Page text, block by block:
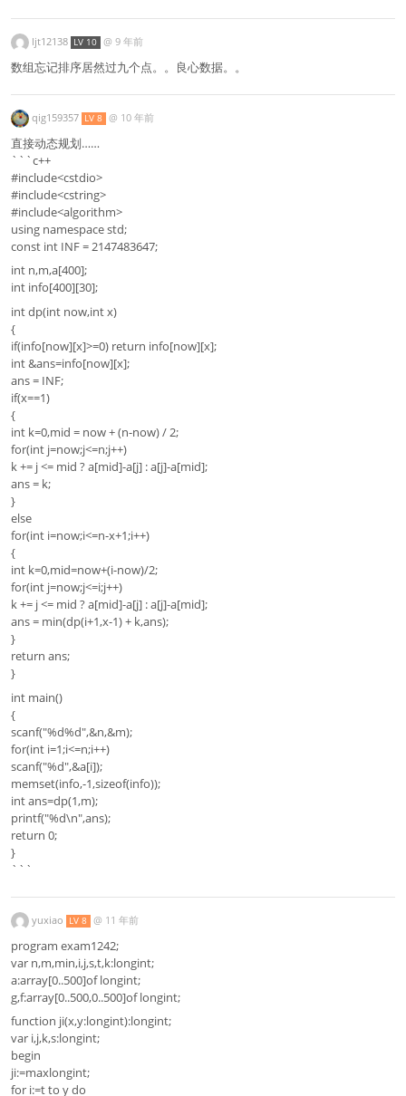
ljt12138 LV 10 @ 9 年前
数组忘记排序居然过九个点。。良心数据。。
qig159357 LV 8 @ 10 年前
直接动态规划……
```c++
#include<cstdio>
#include<cstring>
#include<algorithm>
using namespace std;
const int INF = 2147483647;
int n,m,a[400];
int info[400][30];
int dp(int now,int x)
{
if(info[now][x]>=0) return info[now][x];
int &ans=info[now][x];
ans = INF;
if(x==1)
{
int k=0,mid = now + (n-now) / 2;
for(int j=now;j<=n;j++)
k += j <= mid ? a[mid]-a[j] : a[j]-a[mid];
ans = k;
}
else
for(int i=now;i<=n-x+1;i++)
{
int k=0,mid=now+(i-now)/2;
for(int j=now;j<=i;j++)
k += j <= mid ? a[mid]-a[j] : a[j]-a[mid];
ans = min(dp(i+1,x-1) + k,ans);
}
return ans;
}
int main()
{
scanf("%d%d",&n,&m);
for(int i=1;i<=n;i++)
scanf("%d",&a[i]);
memset(info,-1,sizeof(info));
int ans=dp(1,m);
printf("%d\n",ans);
return 0;
}
```
yuxiao LV 8 @ 11 年前
program exam1242;
var n,m,min,i,j,s,t,k:longint;
a:array[0..500]of longint;
g,f:array[0..500,0..500]of longint;
function ji(x,y:longint):longint;
var i,j,k,s:longint;
begin
ji:=maxlongint;
for i:=t to y do